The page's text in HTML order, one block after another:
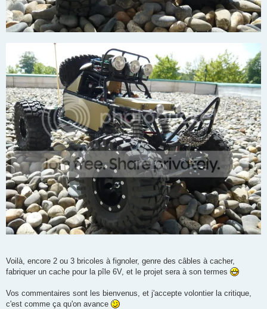
Voilà, encore 2 ou 3 bricoles à fignoler, genre des câbles à cacher,
fabriquer un cache pour la pîle 6V, et le projet sera à son termes
Vos commentaires sont les bienvenus, et j'accepte volontier la critique,
c'est comme ça qu'on avance